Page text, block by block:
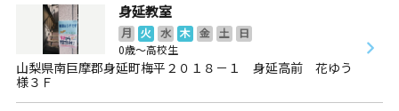
身延教室
月 火 水 木 金 土
日
0歳～高校生
山梨県南巨摩郡身延町梅平２０１８－１ 身延高前 花ゆう
様３Ｆ